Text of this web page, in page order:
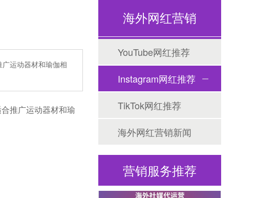
运动器材和瑜伽相
推广运动器材和瑜
海外网红营销
YouTube网红推荐
Instagram网红推荐
TikTok网红推荐
海外网红营销新闻
营销服务推荐